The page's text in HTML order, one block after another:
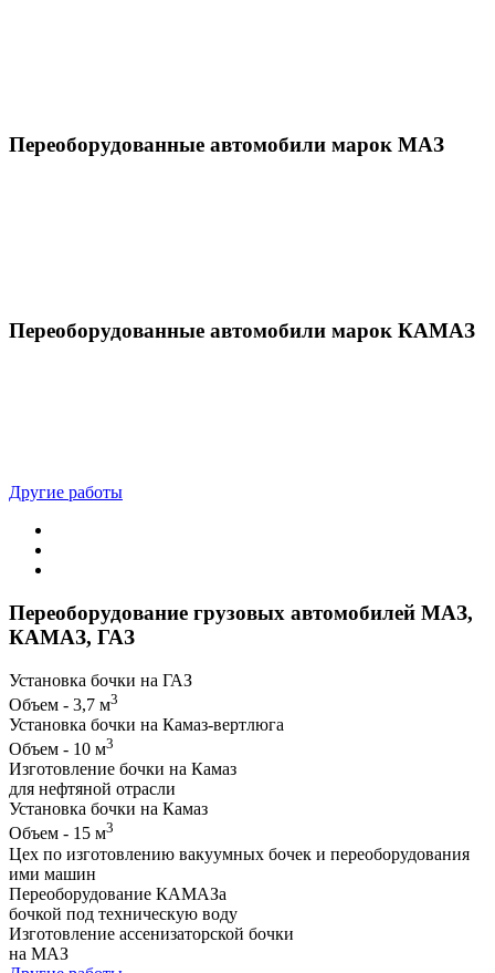
Переоборудованные автомобили марок МАЗ
Переоборудованные автомобили марок КАМАЗ
Другие работы
Переоборудование грузовых автомобилей МАЗ,
КАМАЗ, ГАЗ
Установка бочки на ГАЗ
Объем - 3,7 м3
Установка бочки на Камаз-вертлюга
Объем - 10 м3
Изготовление бочки на Камаз
для нефтяной отрасли
Установка бочки на Камаз
Объем - 15 м3
Цех по изготовлению вакуумных бочек и переоборудования
ими машин
Переоборудование КАМАЗа
бочкой под техническую воду
Изготовление ассенизаторской бочки
на МАЗ